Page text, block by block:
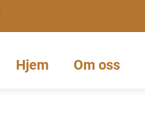
Hjem Om oss